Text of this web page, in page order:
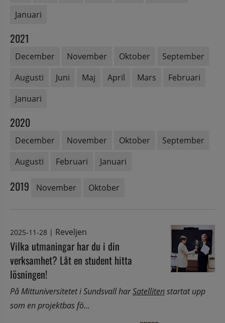
Januari
2021
December November Oktober
September
Augusti
Juni Maj April Mars
Februari
Januari
2020
December November Oktober
September
Augusti
Februari Januari
2019 November Oktober
2025-11-28 | Reveljen
Vilka utmaningar har du i din
verksamhet? Låt en student hitta
lösningen!
På Mittuniversitetet i SundsvallharSatellitenstartat upp
som en projektbas fö...